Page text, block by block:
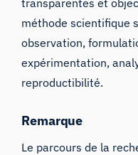
méthode scientifique
observation,
expérimentation,
reproductibilité.
Remarque
Le parcours de la